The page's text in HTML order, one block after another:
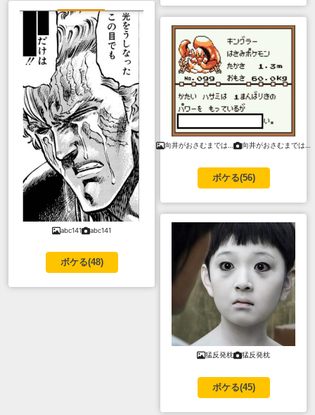
abc141 abc141
ボケる(48)
向井がおさむまでは… 向井がおさむまでは…
ボケる(56)
猛反発枕 猛反発枕
ボケる(45)